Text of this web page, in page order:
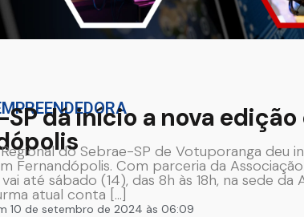
dá início a nova
do Sebrae-SP de Votuporanga deu
Fernandópolis. Com parceria da
até sábado (14), das 8h às 18h, na sede
atual conta […]
10 de setembro de 2024 às 06:09